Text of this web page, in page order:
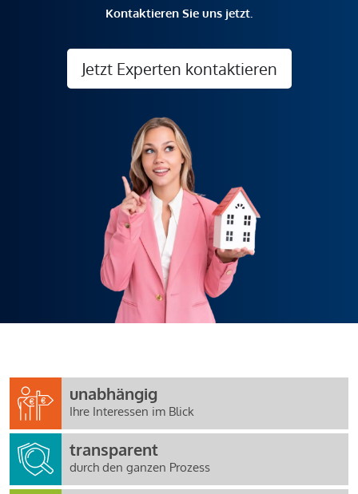
Kontaktieren Sie uns jetzt.
Jetzt Experten kontaktieren
unabhängig
Ihre Interessen im Blick
transparent
durch den ganzen Prozess